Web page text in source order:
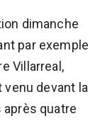
dimanche
par exemple
Villarreal,
venu devant la
après quatre